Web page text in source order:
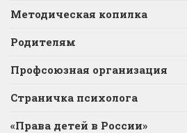
Методическая копилка
Родителям
Профсоюзная организация
Страничка психолога
«Права детей в России»